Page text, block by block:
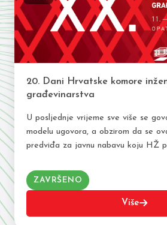
20. Dani Hrvatske komore
građevinarstva
U posljednje vrijeme sve više se
modelu ugovora, a obzirom da se
predviđa za javnu nabavu koju HŽ
ZAVRŠENO
Više